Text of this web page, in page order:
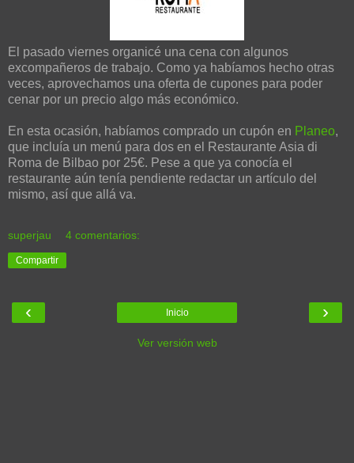
El pasado viernes organicé una cena con algunos
excompañeros de trabajo. Como ya habíamos hecho otras
veces, aprovechamos una oferta de cupones para poder
cenar por un precio algo más económico.
En esta ocasión, habíamos comprado un cupón en Planeo,
que incluía un menú para dos en el Restaurante Asia di
Roma de Bilbao por 25€. Pese a que ya conocía el
restaurante aún tenía pendiente redactar un artículo del
mismo, así que allá va.
superjau 4 comentarios:
Compartir
‹ ›
Inicio
Ver versión web